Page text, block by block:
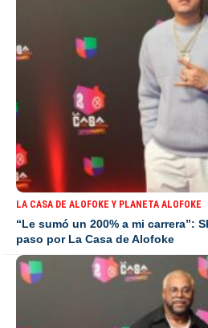
LA CASA DE ALOFOKE Y PLANETA ALOFOKE
“Le sumó un 200% a mi carrera”:
paso por La Casa de Alofoke